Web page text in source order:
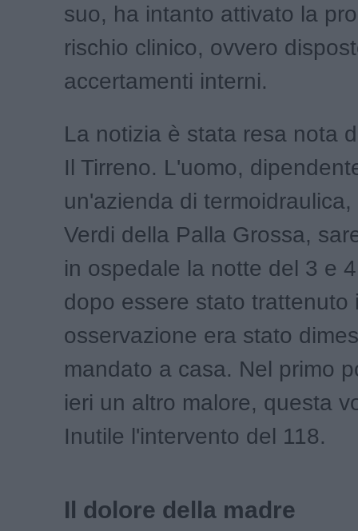
suo, ha intanto attivato la
rischio clinico, ovvero
accertamenti interni.
La notizia è stata resa nota
Il Tirreno. L'uomo,
un'azienda di
Verdi della Palla Grossa,
in ospedale la notte del 3 e
dopo essere stato trattenuto
osservazione era stato
mandato a casa. Nel primo
ieri un altro malore, questa
Inutile l'intervento del 118.
Il dolore della madre